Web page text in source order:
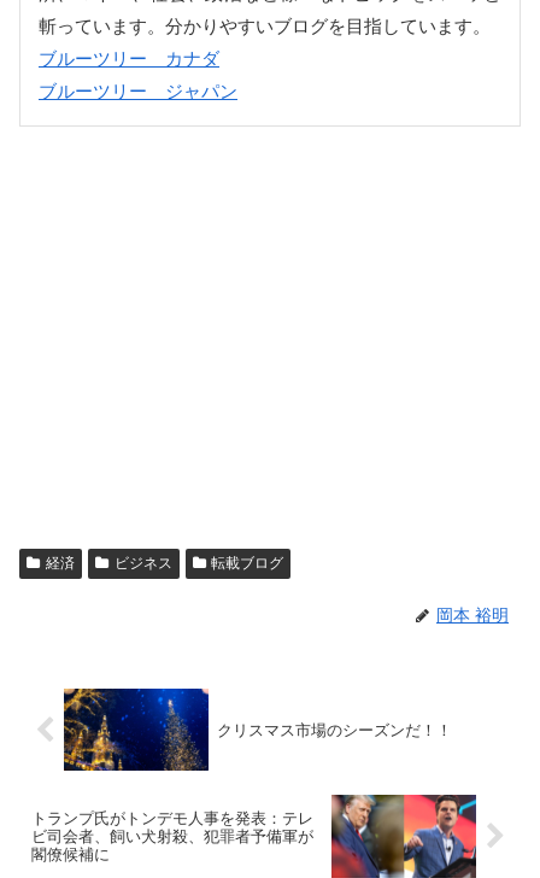
斬っています。分かりやすいブログを目指しています。
ブルーツリー カナダ
ブルーツリー ジャパン
経済 ビジネス 転載ブログ
岡本 裕明
クリスマス市場のシーズンだ！！
トランプ氏がトンデモ人事を発表：テレ
ビ司会者、飼い犬射殺、犯罪者予備軍が
閣僚候補に